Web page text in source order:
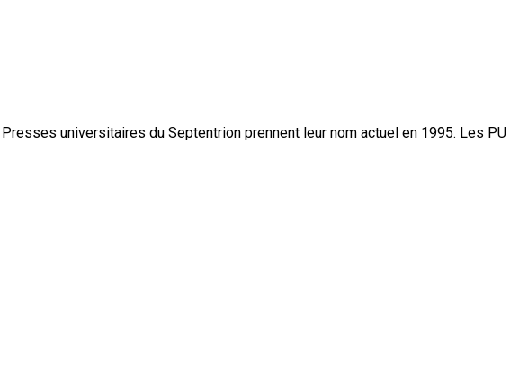
universitaires du Septentrion prennent leur nom actuel en 1995. Les